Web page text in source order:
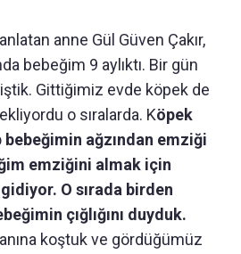
anne Gül Güven Çakır,
bebeğim 9 aylıktı. Bir gün
Gittiğimiz evde köpek de
o sıralarda. Köpek
ağzından emziği
emziğini almak için
O sırada birden
çığlığını duyduk.
koştuk ve gördüğümüz